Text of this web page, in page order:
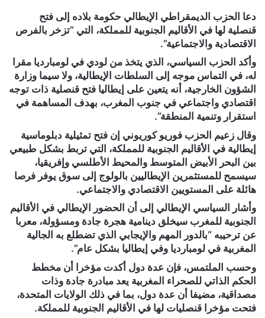
دعا الحزب الديمقراطي الإيطالي حكومة بلاده إلى فتح
قنصلية لها في الأقاليم الجنوبية للمملكة، التي “تزخر بالفرص
الاقتصادية والاجتماعية”.
وأكد الحزب السياسي، الذي يتخذ من لودي في لومبارديا مقرا
له، في التماس موجه إلى السلطات الإيطالية، ولا سيما وزارة
الشؤون الخارجية، أنه يتعين على إيطاليا فتح قنصلية ذات توجه
اقتصادي واجتماعي في جنوب المغرب، بهدف المساهمة في
استقرار وتنمية المنطقة”.
وقال زعيم الحزب فوريو كوريوني إن فتح تمثيلية دبلوماسية
إيطالية في الأقاليم الجنوبية للمملكة، التي تربط بشكل طبيعي
بين البحر الأبيض المتوسط والمحيط الأطلسي وإفريقيا،
سيسمح للمستثمرين الإيطاليين بالولوج إلى سوق يوفر فرصا
هائلة على المستويين الاقتصادي والاجتماعي.
وأشار السياسي الإيطالي إلى أن الحضور الإيطالي في الأقاليم
الجنوبية للمغرب سيخلق دينامية هجرة جادة ومسؤولة، معربا
عن ترحيبه “بالدور المهم والإيجابي الذي تضطلع به الجالية
المغربية في لومبارديا وفي إيطاليا بشكل عام”.
وحسب الملتمس، فإن عدة دول أكدت مؤخرا أن مخطط
الحكم الذاتي للصحراء المغربية يعد مبادرة جادة وذات
مصداقية، مضيفا أن عدة دول، بما في ذلك الولايات المتحدة،
فتحت مؤخرا قنصليات لها في الأقاليم الجنوبية للمملكة.